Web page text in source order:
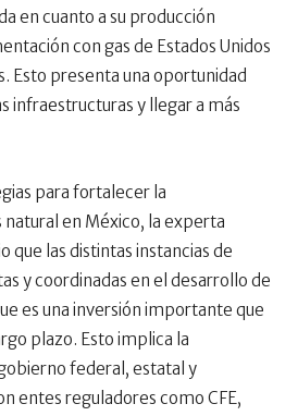
en cuanto a su producción
con gas de Estados Unidos
Esto presenta una oportunidad
infraestructuras y llegar a más
para fortalecer la
en México, la experta
que las distintas instancias de
y coordinadas en el desarrollo de
es una inversión importante que
plazo. Esto implica la
federal, estatal y
entes reguladores como CFE,